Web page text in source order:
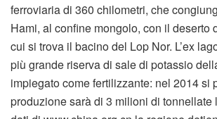
ferroviaria di 360 chilometri, che
Hami, al confine mongolo, con il deserto
cui si trova il bacino del Lop Nor. L’ex
più grande riserva di sale di potassio
impiegato come fertilizzante: nel 2014 si
produzione sarà di 3 milioni di tonnellate